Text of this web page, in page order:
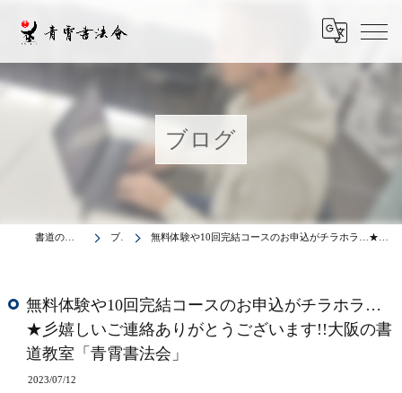
ブログ
書道の教室は青霄書法会 ブログ 無料体験や10回完結コースのお申込がチラホラ…★彡嬉しいご連絡ありがとうございます!!大阪の書道教室「青霄書法会」
無料体験や10回完結コースのお申込がチラホラ…
★彡嬉しいご連絡ありがとうございます!!大阪の書
道教室「青霄書法会」
2023/07/12